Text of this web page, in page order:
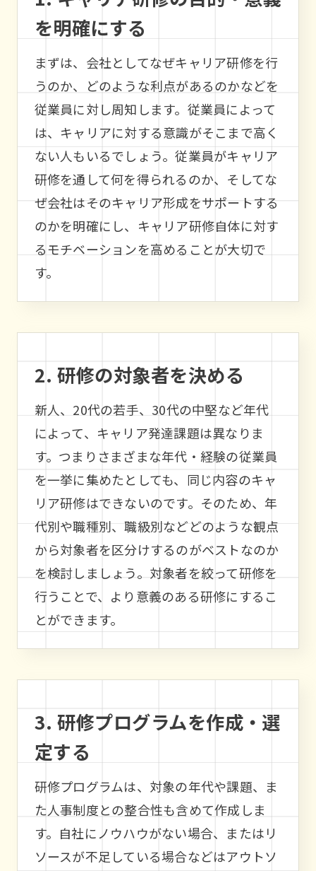
を明確にする
まずは、会社としてなぜキャリア研修を行
うのか、どのような利点があるのかなどを
従業員に対し周知します。従業員によって
は、キャリアに対する意識がそこまで高く
ない人もいるでしょう。従業員がキャリア
研修を通して何を得られるのか、そしてな
ぜ会社はそのキャリア形成をサポートする
のかを明確にし、キャリア研修自体に対す
るモチベーションを高めることが大切で
す。
2. 研修の対象者を決める
新人、20代の若手、30代の中堅など年代
によって、キャリア発達課題は異なりま
す。つまりさまざまな年代・経験の従業員
を一挙に集めたとしても、同じ内容のキャ
リア研修はできないのです。そのため、年
代別や職種別、職級別などどのような観点
から対象者を区分けするのがベストなのか
を検討しましょう。対象者を絞って研修を
行うことで、より意義のある研修にするこ
とができます。
3. 研修プログラムを作成・選
定する
研修プログラムは、対象の年代や課題、ま
た人事制度との整合性も含めて作成しま
す。自社にノウハウがない場合、またはリ
ソースが不足している場合などはアウトソ